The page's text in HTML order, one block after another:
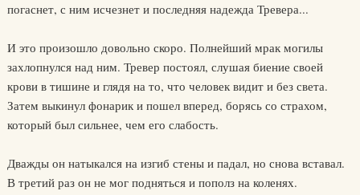
погаснет, с ним исчезнет и последняя надежда Тревера...
И это произошло довольно скоро. Полнейший мрак могилы
захлопнулся над ним. Тревер постоял, слушая биение своей
крови в тишине и глядя на то, что человек видит и без света.
Затем выкинул фонарик и пошел вперед, борясь со страхом,
который был сильнее, чем его слабость.
Дважды он натыкался на изгиб стены и падал, но снова вставал.
В третий раз он не мог подняться и пополз на коленях.